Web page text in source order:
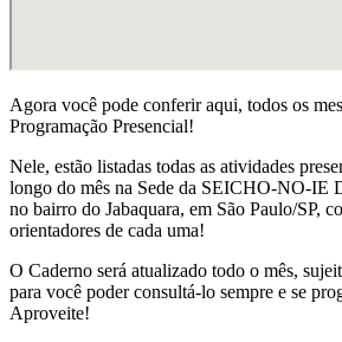
Agora você pode conferir aqui, todos os
Programação Presencial!
Nele, estão listadas todas as atividades
longo do mês na Sede da SEICHO-NO-IE
no bairro do Jabaquara, em São Paulo/SP,
orientadores de cada uma!
O Caderno será atualizado todo o mês,
para você poder consultá-lo sempre e se
Aproveite!